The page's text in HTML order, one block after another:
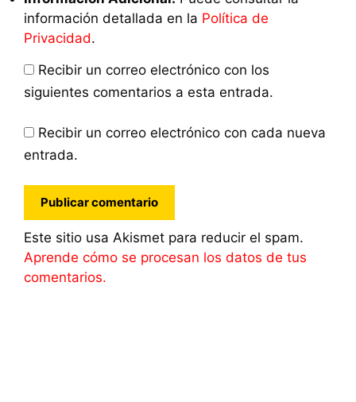
información detallada en la Política de
Privacidad.
Recibir un correo electrónico con los
siguientes comentarios a esta entrada.
Recibir un correo electrónico con cada nueva
entrada.
Este sitio usa Akismet para reducir el spam.
Aprende cómo se procesan los datos de tus
comentarios.